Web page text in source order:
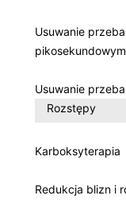
Usuwanie
pikosekundowym
Usuwanie
Rozstępy
Karboksyterapia
Redukcja blizn i